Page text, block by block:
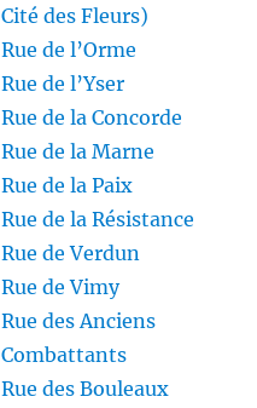
Cité des Fleurs)
Rue de l’Orme
Rue de l’Yser
Rue de la Concorde
Rue de la Marne
Rue de la Paix
Rue de la Résistance
Rue de Verdun
Rue de Vimy
Rue des Anciens
Combattants
Rue des Bouleaux